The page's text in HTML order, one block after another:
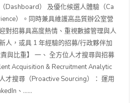
Dashboard） 及優化候選人體驗（Ca
）。同時兼具維護高品質辦公室營
對招募具高度熱情、重視數據管理與人
人，或具 1 年經驗的招募/行政夥伴加
與比重】 一、 全方位人才搜尋與招募
Acquisition & Recruitment Analytic
才搜尋（Proactive Sourcing）： 運用
、......